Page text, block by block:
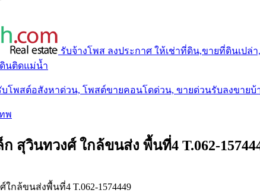
รับจ้างโพส ลงประกาศ ให้เช่าที่ดิน,ขายที่ดินเป
นติดแม่น้ำ
โพสต์อสังหาด่วน, โพสต์ขายคอนโดด่วน, ขายด่วนรับลงขายบ้
พ
สุวินทวงศ์ ใกล้ขนส่ง พื้นที่4 T.062-
กล้ขนส่งพื้นที่4 T.062-1574449